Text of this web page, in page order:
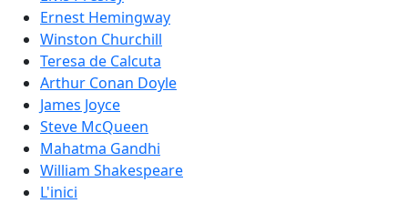
Ernest Hemingway
Winston Churchill
Teresa de Calcuta
Arthur Conan Doyle
James Joyce
Steve McQueen
Mahatma Gandhi
William Shakespeare
L'inici